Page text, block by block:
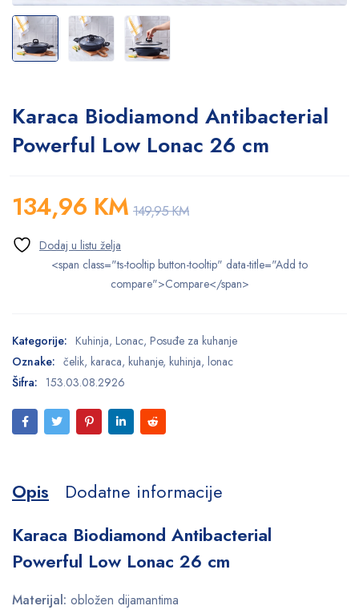
Karaca Biodiamond Antibacterial
Powerful Low Lonac 26 cm
149,95KM
134,96 KM
<span class="ts-tooltip button-tooltip" data-title="Add to
compare">Compare</span>
Kategorije: Kuhinja, Lonac, Posuđe za kuhanje
Oznake: čelik, karaca, kuhanje, kuhinja, lonac
Šifra: 153.03.08.2926
Opis
Dodatne informacije
Karaca Biodiamond Antibacterial
Powerful Low Lonac 26 cm
Materijal: obložen dijamantima